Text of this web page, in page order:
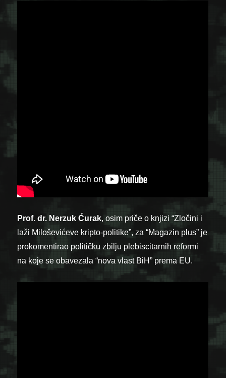
Prof. dr. Nerzuk Ćurak, osim priče o knjizi “Zločini i
laži Miloševićeve kripto-politike”, za “Magazin plus” je
prokomentirao političku zbilju plebiscitarnih reformi
na koje se obavezala “nova vlast BiH” prema EU.